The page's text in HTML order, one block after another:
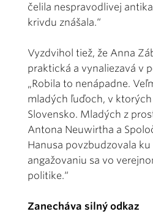
čelila nespravodlivej
krivdu znášala.“
Vyzdvihol tiež, že Anna
praktická a vynaliezavá v
„Robila to nenápadne.
mladých ľuďoch, v
Slovensko. Mladých z
Antona Neuwirtha a
Hanusa povzbudzovala
angažovaniu sa vo
politike.“
Zanecháva silný odkaz